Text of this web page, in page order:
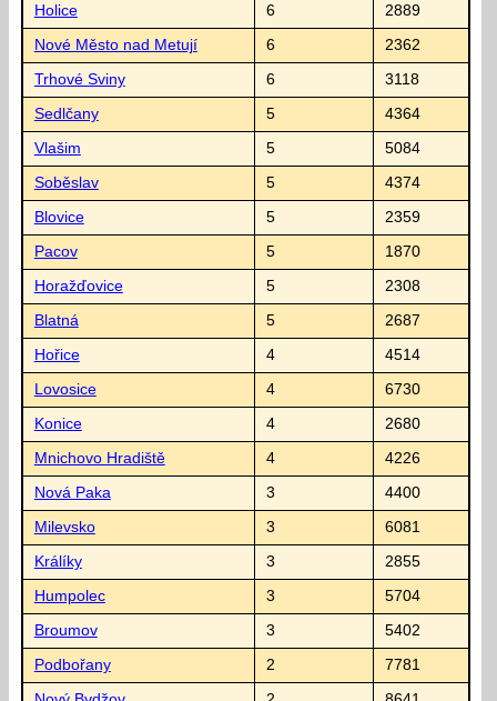
Holice 6 2889
Nové Město nad Metují 6 2362
Trhové Sviny 6 3118
Sedlčany 5 4364
Vlašim 5 5084
Soběslav 5 4374
Blovice 5 2359
Pacov 5 1870
Horažďovice 5 2308
Blatná 5 2687
Hořice 4 4514
Lovosice 4 6730
Konice 4 2680
Mnichovo Hradiště 4 4226
Nová Paka 3 4400
Milevsko 3 6081
Králíky 3 2855
Humpolec 3 5704
Broumov 3 5402
Podbořany 2 7781